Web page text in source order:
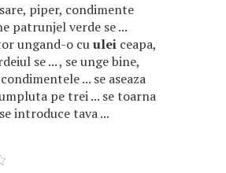
piper, condimente
patrunjel verde se ...
ungand-o cuulei ceapa,
se ... , se unge bine,
... se aseaza
pe trei ... se toarna
introduce tava ...